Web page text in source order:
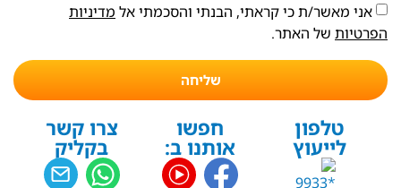
אני מאשר/ת כי קראתי, הבנתי והסכמתי אל מדיניות
הפרטיות של האתר.
שליחה
טלפון
לייעוץ
חפשו
אותנו ב:
צרו קשר
בקליק